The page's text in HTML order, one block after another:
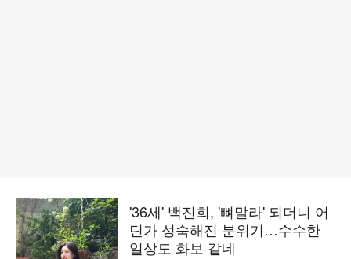
'36세' 백진희, '뼈말라' 되더니 어
딘가 성숙해진 분위기…수수한
일상도 화보 같네